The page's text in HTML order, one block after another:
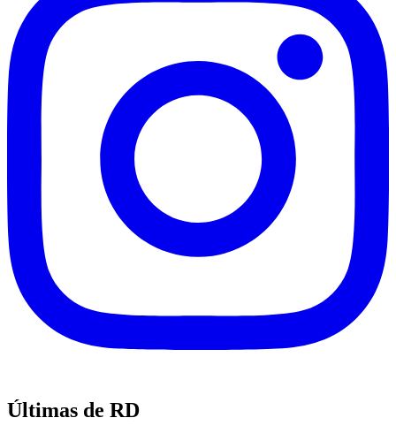
Últimas de RD